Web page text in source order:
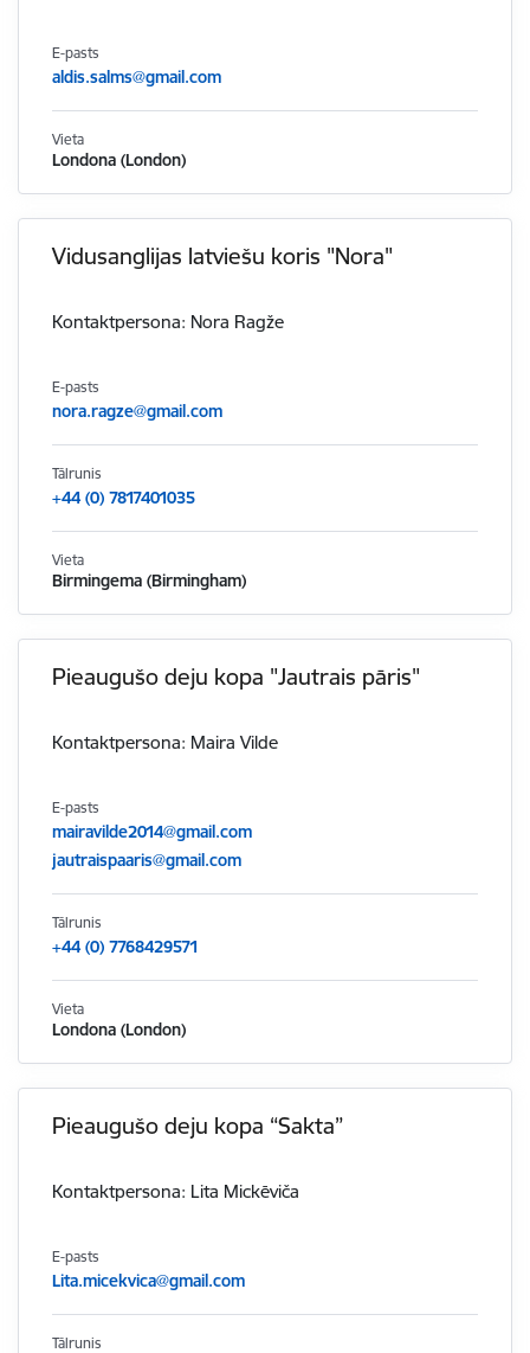
E-pasts
aldis.salms@gmail.com
Vieta
Londona (London)
Vidusanglijas latviešu koris "Nora"
Kontaktpersona: Nora Ragže
E-pasts
nora.ragze@gmail.com
Tālrunis
+44 (0) 7817401035
Vieta
Birmingema (Birmingham)
Pieaugušo deju kopa "Jautrais pāris"
Kontaktpersona: Maira Vilde
E-pasts
mairavilde2014@gmail.com
jautraispaaris@gmail.com
Tālrunis
+44 (0) 7768429571
Vieta
Londona (London)
Pieaugušo deju kopa “Sakta”
Kontaktpersona: Lita Mickēviča
E-pasts
Lita.micekvica@gmail.com
Tālrunis